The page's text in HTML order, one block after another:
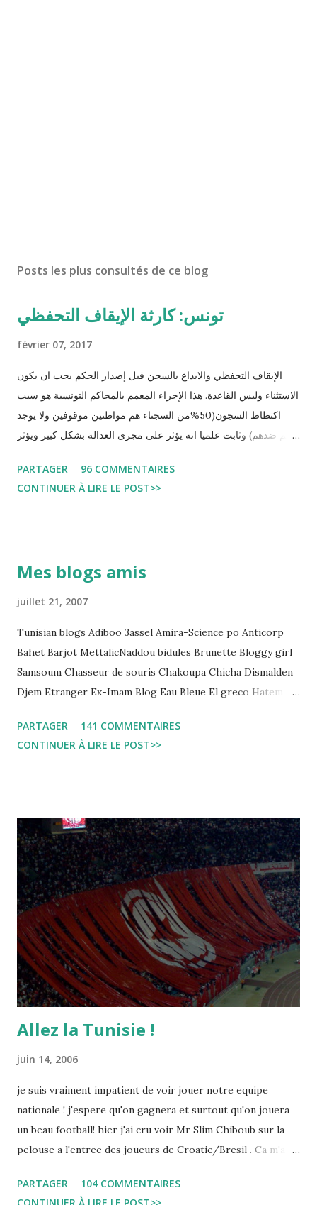
Posts les plus consultés de ce blog
تونس: كارثة الإيقاف التحفظي
février 07, 2017
الإيقاف التحفظي والايداع بالسجن قبل إصدار الحكم يجب ان يكون
الاستثناء وليس القاعدة. هذا الإجراء المعمم بالمحاكم التونسية هو سبب
اكتظاظ السجون(50%من السجناء هم مواطنين موقوفين ولا يوجد
حكم ضدهم) وثابت علميا انه يؤثر على مجرى العدالة بشكل كبير ويؤثر
التي قضاها تحفظيا . هذه الممارسات تسبب كوارث اجتماعية واقتصادية
و تجعل المواطن يحقد على المنظومة القضائية و يحس بالظلم و القهر
regard des Lignes directrices Luanda"
PARTAGER
96 COMMENTAIRES
CONTINUER À LIRE LE POST>>
Mes blogs amis
juillet 21, 2007
Tunisian blogs Adiboo 3assel Amira-Science po Anticorp
Bahet Barjot MettalicNaddou bidules Brunette Bloggy girl
Samsoum Chasseur de souris Chakoupa Chicha Dismalden
Djem Etranger Ex-Imam Blog Eau Bleue El greco Hatem
Leila fi amarikia Little Sarah American girl Massir mots a
dire Mouch ex Mazzika Tun...
PARTAGER
141 COMMENTAIRES
CONTINUER À LIRE LE POST>>
Allez la Tunisie !
juin 14, 2006
je suis vraiment impatient de voir jouer notre equipe
nationale ! j'espere qu'on gagnera et surtout qu'on jouera
un beau football! hier j'ai cru voir Mr Slim Chiboub sur la
pelouse a l'entree des joueurs de Croatie/Bresil . Ca m'a
instances internationales.( Je me demande d'ailleurs a quoi
PARTAGER
104 COMMENTAIRES
CONTINUER À LIRE LE POST>>